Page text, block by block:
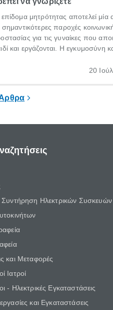
μητρότητας αποτελεί μία
σημαντικότερες παροχές
για τις γυναίκες που
και εργάζονται. Η εγκυμοσύνη
περίοδος στη ζωή κάθε
20
Συντήρηση Ηλεκτρικών Συσκευών
και Μεταφορές
Ιατροί
- Ηλεκτρικές Εγκαταστάσεις
και Εγκαταστάσεις